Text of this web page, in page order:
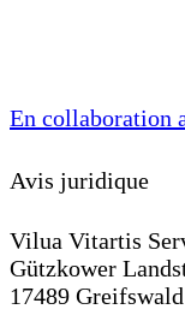
En collaboration
Avis juridique
Vilua Vitartis
Gützkower
17489 Greifswald